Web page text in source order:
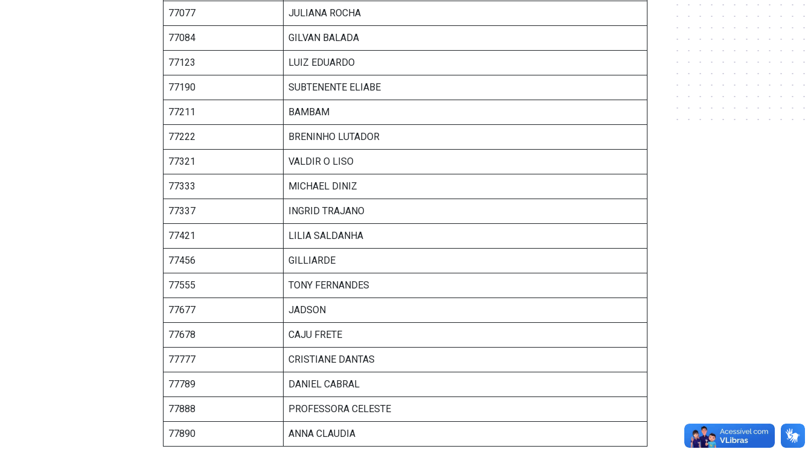
77077 JULIANA ROCHA
77084 GILVAN BALADA
77123 LUIZ EDUARDO
77190 SUBTENENTE ELIABE
77211 BAMBAM
77222 BRENINHO LUTADOR
77321 VALDIR O LISO
77333 MICHAEL DINIZ
77337 INGRID TRAJANO
77421 LILIA SALDANHA
77456 GILLIARDE
77555 TONY FERNANDES
77677 JADSON
77678 CAJU FRETE
77777 CRISTIANE DANTAS
77789 DANIEL CABRAL
77888 PROFESSORA CELESTE
77890 ANNA CLAUDIA